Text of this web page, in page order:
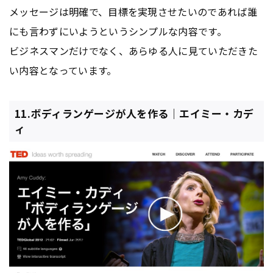
メッセージは明確で、目標を実現させたいのであれば誰
にも言わずにいようというシンプルな内容です。
ビジネスマンだけでなく、あらゆる人に見ていただきた
い内容となっています。
11.ボディランゲージが人を作る｜エイミー・カデ
ィ